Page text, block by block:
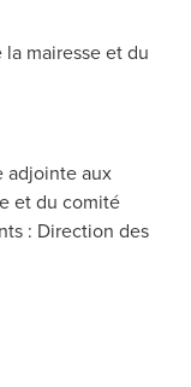
mairesse et du
adjointe aux
et du comité
: Direction des